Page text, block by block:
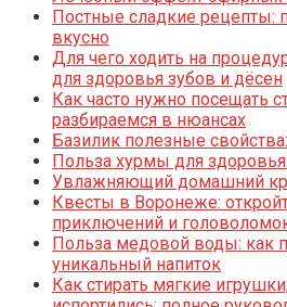
Постные сладкие рецепты:
вкусно
Для чего ходить на
для здоровья зубов и дёсен
Как часто нужно посещать
разбираемся в нюансах
Базилик полезные
Польза хурмы для
Увлажняющий домашний
Квесты в Воронеже:
приключений и
Польза медовой воды: как
уникальный напиток
Как стирать мягкие